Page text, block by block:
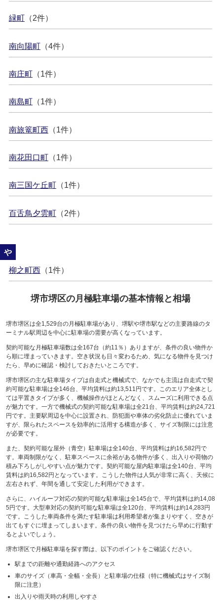
緑町（2件）
南向陽町（4件）
南庄町（1件）
南島町（1件）
南旅篭町西（1件）
南花田口町（1件）
南三国ケ丘町（1件）
百舌鳥夕雲町（2件）
や
柳之町西（1件）
堺市堺区の月極駐車場の基本情報と相場
堺市堺区は全1,529台の月極駐車場があり、堺駅や堺市駅などの主要路線のタ
ーミナル駅周辺を中心に駐車場の需要が高くなっています。
契約可能な月極駐車場数は全167台（約11％）ありますが、条件の良い物件か
ら順に埋まっていきます。空き状況も日々変わるため、気になる物件を見つけ
たら、早めに確認・検討しておきたいところです。
堺市堺区の主な駐車場タイプは自走式と機械式で、なかでも主流は自走式で契
約可能な駐車場は全146台、平均賃料は約13,511円です。このエリア全体とし
ては平置きタイプが多く、機械操作がほとんどなく、スムーズに利用できる点
が魅力です。一方で機械式の契約可能な駐車場は全21台、平均賃料は約24,721
円です。主要駅周辺を中心に設置され、防犯面や車体の劣化防止に優れていま
すが、限られたスペースを効率的に活用する構造が多く、サイズ制限には注意
が必要です。
また、契約可能な屋外（青空）駐車場は全140台、平均賃料は約16,582円で
す。車両制限がなく、駐車スペースに余裕がある物件が多く、出入りや荷物の
積み下ろしがしやすい点が魅力です。契約可能な屋内駐車場は全140台、平均
賃料は約16,582円となっています。こうした物件は人気が非常に高く、天候に
左右されず、年間を通して安定した利用ができます。
さらに、ハイルーフ対応の契約可能な駐車場は全145台で、平均賃料は約14,08
5円です。大型車対応の契約可能な駐車場は全120台、平均賃料は約14,283円
です。こうした車両条件を満たす駐車場は利用希望者が集まりやすく、空きが
出てもすぐに埋まってしまいます。条件の良い物件を見つけたら早めに行動す
るとよいでしょう。
堺市堺区で月極駐車場を探す際は、以下のポイントをご確認ください。
駅までの距離や通勤経路へのアクセス
車のサイズ（車高・全幅・全長）と駐車場の仕様（特に機械式はサイズ制
限に注意）
出入りや雨天時の利用しやすさ